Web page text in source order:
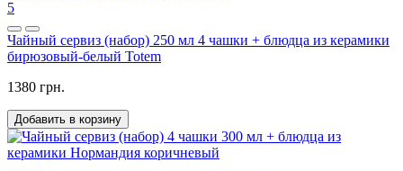
5
Чайный сервиз (набор) 250 мл 4 чашки + блюдца из керамики
бирюзовый-белый Totem
1380 грн.
Добавить в корзину